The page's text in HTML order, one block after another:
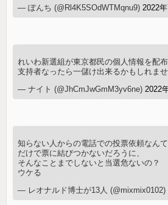
— ぽんち (@Rl4K5SOdWTMqnu9)2022
れいわ新選組が東京都民の個人情報を配布
支持者なったら一儲け出来るかもしれませ
— ナイト (@JhCmJwGmM3yv6ne)2022
知らない人からの電話での投票依頼なん
だけで票に結びつかないだろうに、
そんなことまでしないと当選危ないの？
ウケる
— レオナルド博士が13人 (@mixmix0102)